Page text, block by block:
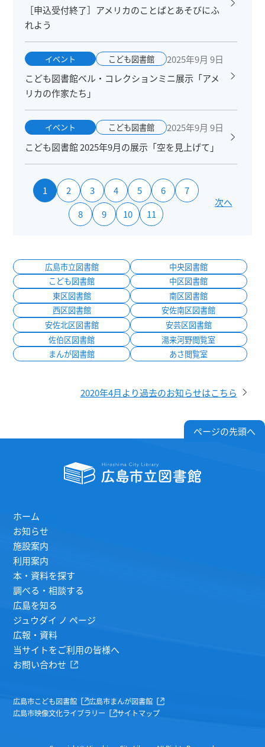
［申込受付終了］アメリカのことばとあそびにふ
れよう
イベント こども図書館
2025年9月 9日
こども図書館ベル・コレクションミニ展示「アメ
リカの作家たち」
イベント こども図書館
2025年9月 9日
こども図書館 2025年9月の展示「空を見上げて」
1 2 3 4 5 6
7
8
9 10 11
次へ
広島市立図書館
中央図書館
こども図書館
中区図書館
東区図書館
南区図書館
西区図書館
安佐南区図書館
安佐北区図書館
安芸区図書館
佐伯区図書館
湯来河野閲覧室
まんが図書館
あさ閲覧室
2020年4月より過去のお知らせはこちら
ページの先頭へ
ホーム
お知らせ
施設案内
利用案内
本・資料を探す
調べる・相談する
広島を知る
ジュウダイ ノ ページ
広報・資料
当サイトをご利用の皆様へ
お問い合わせ
広島市こども図書館
広島市まんが図書館
広島市映像文化ライブラリー
サイトマップ